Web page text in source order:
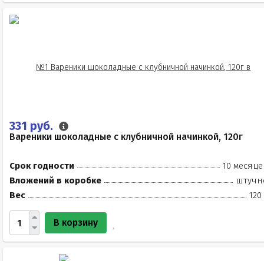
331 руб.
Вареники шоколадные с клубничной начинкой, 120г
Срок годности
10
Вложений в коробке
Вес
120
В корзину